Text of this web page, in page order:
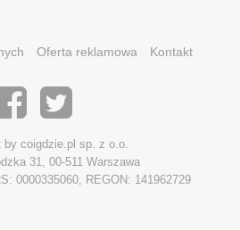
Oferta reklamowa Kontakt
by coigdzie.pl sp. z o.o.
31, 00-511 Warszawa
0000335060, REGON: 141962729